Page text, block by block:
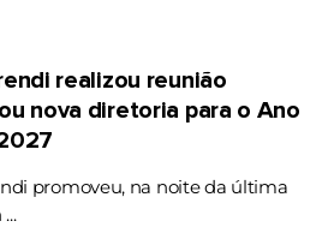
realizou reunião
nova diretoria para o Ano
promoveu, na noite da última